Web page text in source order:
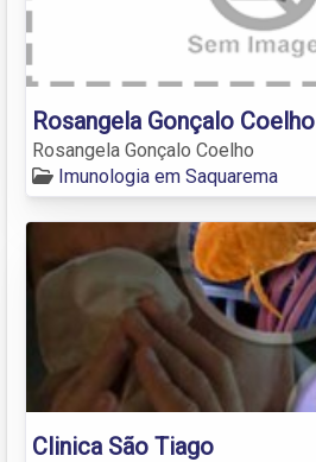
Rosangela Gonçalo Coelho
Rosangela Gonçalo Coelho
Imunologia em Saquarema
Clinica São Tiago